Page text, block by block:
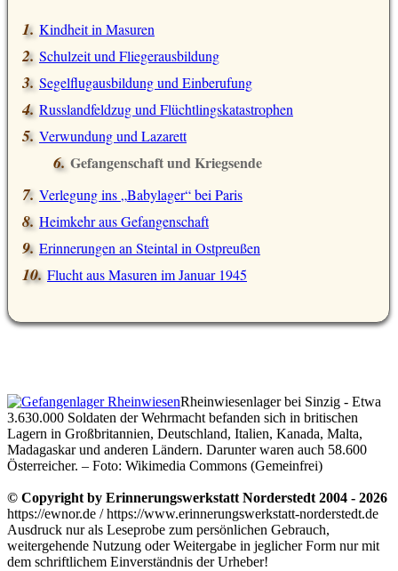
Kindheit in Masuren
Schulzeit und Fliegerausbildung
Segelflugausbildung und Einberufung
Russlandfeldzug und Flüchtlingskatastrophen
Verwundung und Lazarett
Gefangenschaft und Kriegsende
Verlegung ins Babylager bei Paris
Heimkehr aus Gefangenschaft
Erinnerungen an Steintal in Ostpreußen
Flucht aus Masuren im Januar 1945
Rheinwiesenlager bei Sinzig - Etwa
3.630.000 Soldaten der Wehrmacht befanden sich in britischen
Lagern in Großbritannien, Deutschland, Italien, Kanada, Malta,
Madagaskar und anderen Ländern. Darunter waren auch 58.600
Österreicher. – Foto: Wikimedia Commons (Gemeinfrei)
© Copyright by Erinnerungswerkstatt Norderstedt 2004 - 2026
https://ewnor.de / https://www.erinnerungswerkstatt-norderstedt.de
Ausdruck nur als Leseprobe zum persönlichen Gebrauch,
weitergehende Nutzung oder Weitergabe in jeglicher Form nur mit
dem schriftlichem Einverständnis der Urheber!